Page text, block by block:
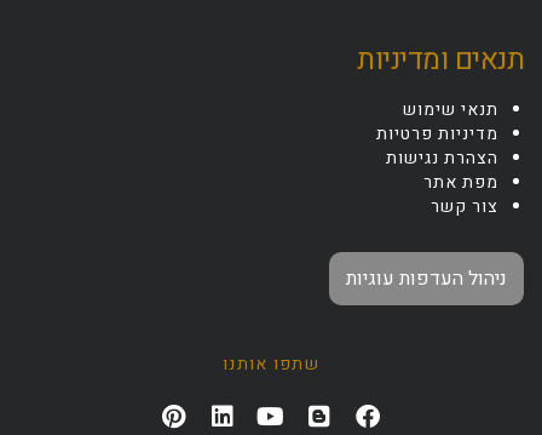
תנאים ומדיניות
תנאי שימוש
מדיניות פרטיות
הצהרת נגישות
מפת אתר
צור קשר
ניהול העדפות עוגיות
שתפו אותנו